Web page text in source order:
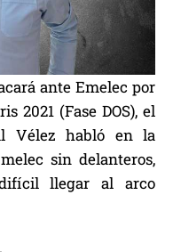
ante Emelec por
2021 (Fase DOS), el
Vélez habló en la
sin delanteros,
llegar al arco